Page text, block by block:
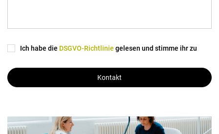
Ich habe die DSGVO-Richtlinie gelesen und stimme ihr zu
Kontakt